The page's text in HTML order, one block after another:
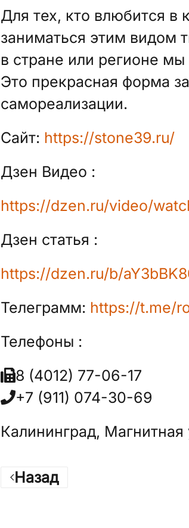
Для тех, кто влюбится в
заниматься этим видом
в стране или регионе
Это прекрасная форма
самореализации.
Сайт: https://stone39.ru/
Дзен Видео :
https://dzen.ru/video/
Дзен статья :
https://dzen.ru/b/
Телеграмм: https://t.me/
Телефоны :
8 (4012) 77-06-17
+7 (911) 074-30-69
Калининград, Магнитная
Назад